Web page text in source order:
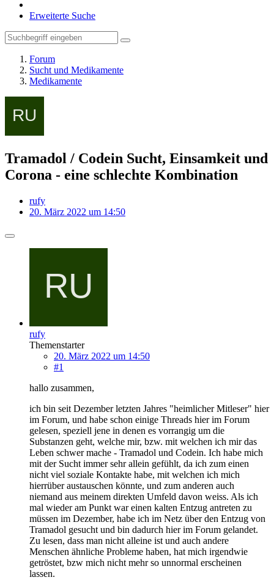
Erweiterte Suche
Forum
Sucht und Medikamente
Medikamente
Tramadol / Codein Sucht, Einsamkeit und
Corona - eine schlechte Kombination
rufy
20. März 2022 um 14:50
rufy
Themenstarter
20. März 2022 um 14:50
#1
hallo zusammen,
ich bin seit Dezember letzten Jahres "heimlicher Mitleser" hier
im Forum, und habe schon einige Threads hier im Forum
gelesen, speziell jene in denen es vorrangig um die
Substanzen geht, welche mir, bzw. mit welchen ich mir das
Leben schwer mache - Tramadol und Codein. Ich habe mich
mit der Sucht immer sehr allein gefühlt, da ich zum einen
nicht viel soziale Kontakte habe, mit welchen ich mich
hierrüber austauschen könnte, und zum anderen auch
niemand aus meinem direkten Umfeld davon weiss. Als ich
mal wieder am Punkt war einen kalten Entzug antreten zu
müssen im Dezember, habe ich im Netz über den Entzug von
Tramadol gesucht und bin dadurch hier im Forum gelandet.
Zu lesen, dass man nicht alleine ist und auch andere
Menschen ähnliche Probleme haben, hat mich irgendwie
getröstet, bzw mich nicht mehr so unnormal erscheinen
lassen.